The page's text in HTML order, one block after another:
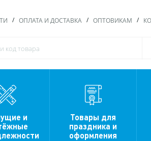
ОПЛАТА И ДОСТАВКА ОПТОВИКАМ
и
Товары для
праздника и
оформления